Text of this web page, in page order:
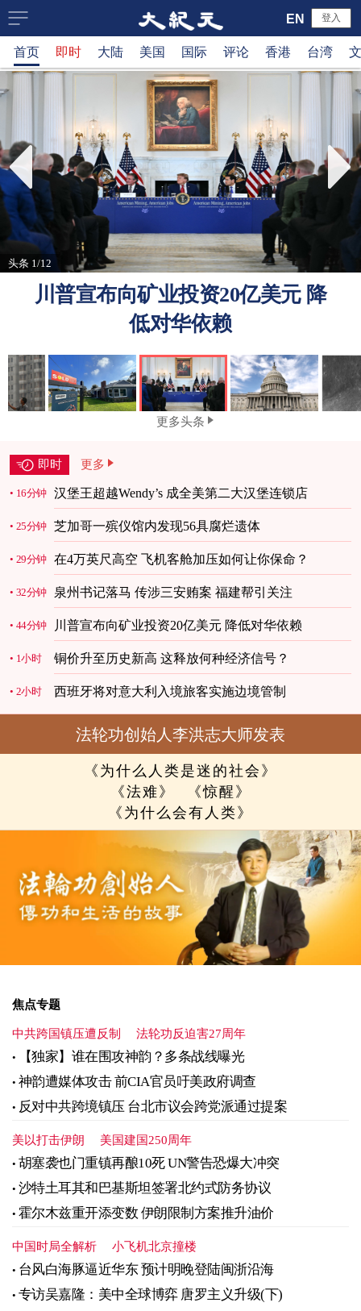
大
纪
元
新
闻
网
登入
EN
首页 即时 大陆 美国 国际 评论 香港 台湾
头条 1/12
川普宣布向矿业投资20亿美元 降
低对华依赖
更多头条
即时 更多
16分钟 汉堡王超越Wendy’s 成全美第二大汉堡连锁店
25分钟 芝加哥一殡仪馆内发现56具腐烂遗体
29分钟 在4万英尺高空 飞机客舱加压如何让你保命？
32分钟 泉州书记落马 传涉三安贿案 福建帮引关注
44分钟 川普宣布向矿业投资20亿美元 降低对华依赖
1小时 铜价升至历史新高 这释放何种经济信号？
2小时 西班牙将对意大利入境旅客实施边境管制
法轮功创始人李洪志大师发表
《为什么人类是迷的社会》
《法难》
《惊醒》
《为什么会有人类》
焦点专题
中共跨国镇压遭反制 法轮功反迫害27周年
【独家】谁在围攻神韵？多条战线曝光
神韵遭媒体攻击 前CIA官员吁美政府调查
反对中共跨境镇压 台北市议会跨党派通过提案
美以打击伊朗 美国建国250周年
胡塞袭也门重镇再酿10死 UN警告恐爆大冲突
沙特土耳其和巴基斯坦签署北约式防务协议
霍尔木兹重开添变数 伊朗限制方案推升油价
中国时局全解析 小飞机北京撞楼
台风白海豚逼近华东 预计明晚登陆闽浙沿海
专访吴嘉隆：美中全球博弈 唐罗主义升级(下)